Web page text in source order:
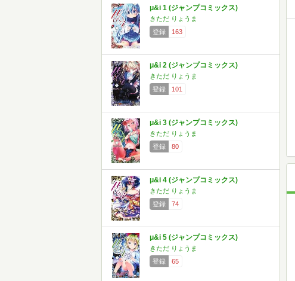
μ&i 1 (ジャンプコミックス)
きただ りょうま
登録
163
μ&i 2 (ジャンプコミックス)
きただ りょうま
登録
101
μ&i 3 (ジャンプコミックス)
きただ りょうま
登録
80
μ&i 4 (ジャンプコミックス)
きただ りょうま
登録
74
μ&i 5 (ジャンプコミックス)
きただ りょうま
登録
65